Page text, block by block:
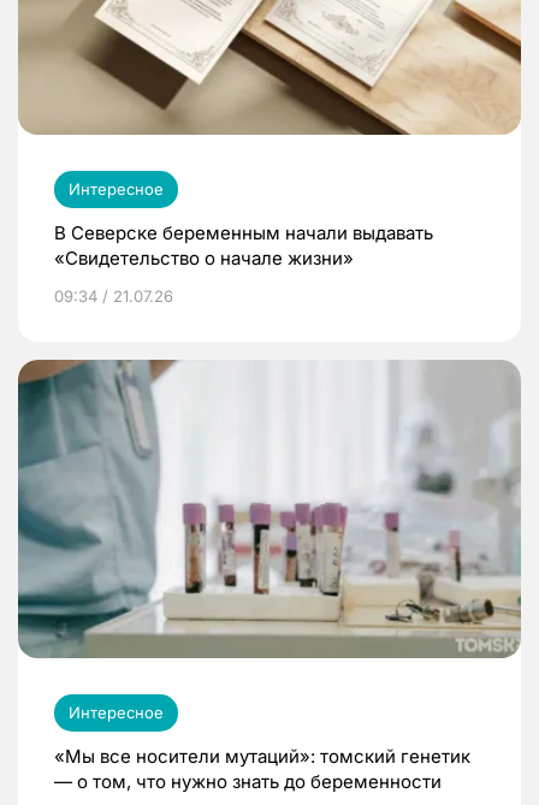
Интересное
В Северске беременным начали выдавать
«Свидетельство о начале жизни»
09:34 / 21.07.26
Интересное
«Мы все носители мутаций»: томский генетик
— о том, что нужно знать до беременности